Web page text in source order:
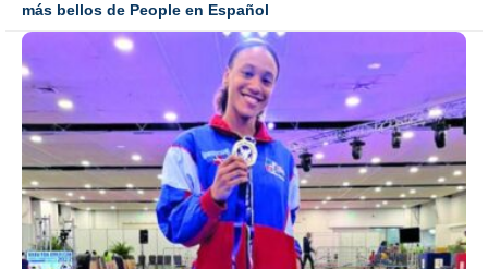
más bellos de People en Español